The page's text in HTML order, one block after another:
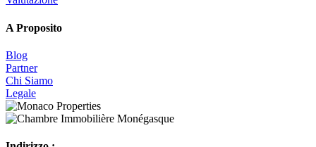
A Proposito
Blog
Partner
Chi Siamo
Legale